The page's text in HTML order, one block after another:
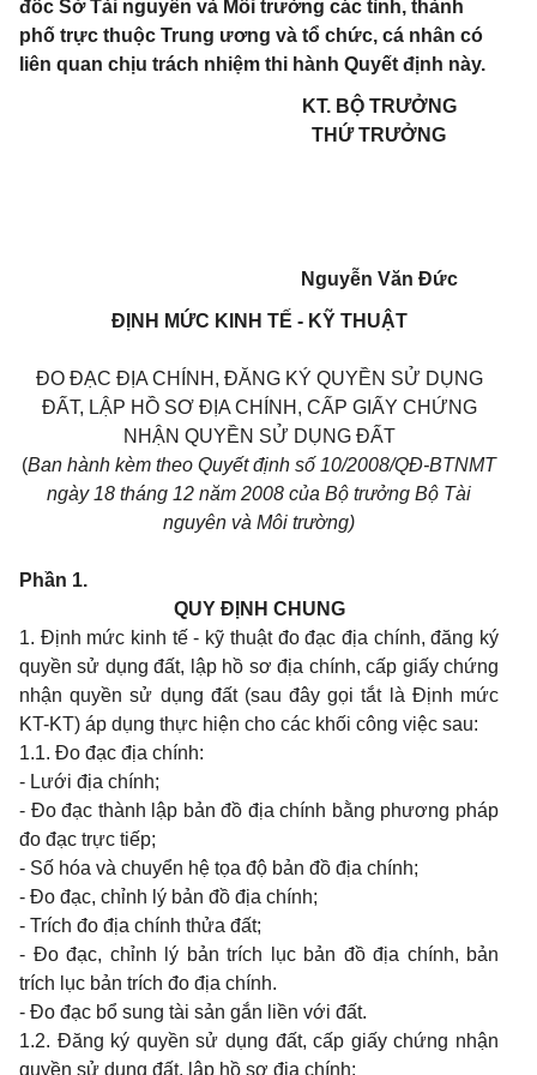
đốc Sở Tài nguyên và Môi trường các tỉnh, thành
phố trực thuộc Trung ương và tổ chức, cá nhân có
liên quan chịu trách nhiệm thi hành Quyết định này.
KT. BỘ TRƯỞNG
THỨ TRƯỞNG
Nguyễn Văn Đức
ĐỊNH MỨC KINH TẾ - KỸ THUẬT
ĐO ĐẠC ĐỊA CHÍNH, ĐĂNG KÝ QUYỀN SỬ DỤNG
ĐẤT, LẬP HỒ SƠ ĐỊA CHÍNH, CẤP GIẤY CHỨNG
NHẬN QUYỀN SỬ DỤNG ĐẤT
(Ban hành kèm theo Quyết định số 10/2008/QĐ-BTNMT
ngày 18 tháng 12 năm 2008 của Bộ trưởng Bộ Tài
nguyên và Môi trường)
Phần 1.
QUY ĐỊNH CHUNG
1. Định mức kinh tế - kỹ thuật đo đạc địa chính, đăng ký
quyền sử dụng đất, lập hồ sơ địa chính, cấp giấy chứng
nhận quyền sử dụng đất (sau đây gọi tắt là Định mức
KT-KT) áp dụng thực hiện cho các khối công việc sau:
1.1. Đo đạc địa chính:
- Lưới địa chính;
- Đo đạc thành lập bản đồ địa chính bằng phương pháp
đo đạc trực tiếp;
- Số hóa và chuyển hệ tọa độ bản đồ địa chính;
- Đo đạc, chỉnh lý bản đồ địa chính;
- Trích đo địa chính thửa đất;
- Đo đạc, chỉnh lý bản trích lục bản đồ địa chính, bản
trích lục bản trích đo địa chính.
- Đo đạc bổ sung tài sản gắn liền với đất.
1.2. Đăng ký quyền sử dụng đất, cấp giấy chứng nhận
quyền sử dụng đất, lập hồ sơ địa chính: